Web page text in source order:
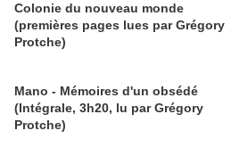
Colonie du nouveau monde
(premières pages lues par Grégory
Protche)
Mano - Mémoires d'un obsédé
(Intégrale, 3h20, lu par Grégory
Protche)